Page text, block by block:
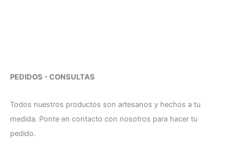
PEDIDOS - CONSULTAS
Todos nuestros productos son artesanos y hechos a tu
medida. Ponte en contacto con nosotros para hacer tu
pedido.